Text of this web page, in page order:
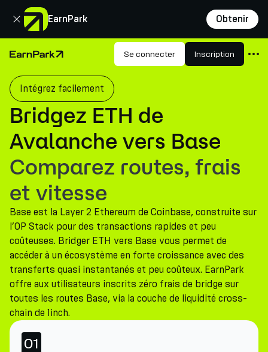
EarnPark Obtenir
Fermer
Page d'accueil Se connecter Inscription
Produits
Marchés
Calculatrices
PARK Token
Ressources
Entreprise
Intégrez facilement
Bridgez ETH de
Avalanche vers Base
Comparez routes, frais
et vitesse
Base est la Layer 2 Ethereum de Coinbase, construite sur
l’OP Stack pour des transactions rapides et peu
coûteuses. Bridger ETH vers Base vous permet de
accéder à un écosystème en forte croissance avec des
transferts quasi instantanés et peu coûteux. EarnPark
offre aux utilisateurs inscrits zéro frais de bridge sur
toutes les routes Base, via la couche de liquidité cross-
chain de 1inch.
01